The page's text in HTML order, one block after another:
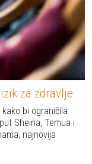
za zdravlje
bi ograničila
Sheina, Temua i
najnovija